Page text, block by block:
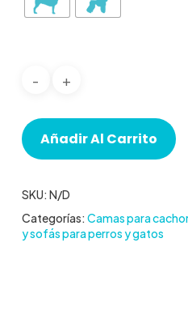
Añadir Al Carrito
SKU: N/D
Categorías: Camas para
y sofás para perros y gatos